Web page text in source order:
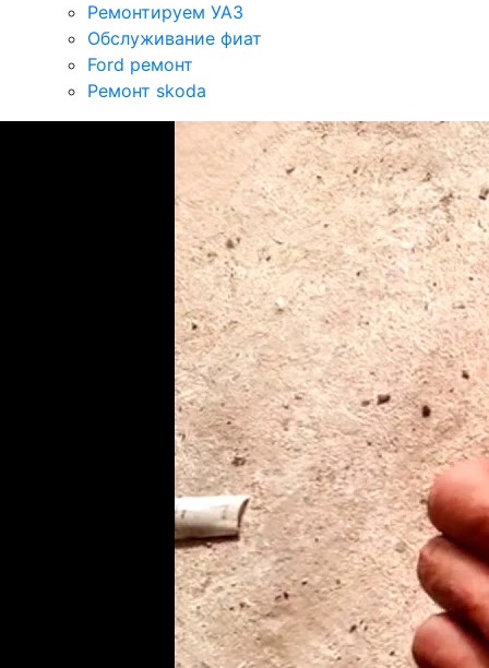
Ремонтируем УАЗ
Обслуживание фиат
Ford ремонт
Ремонт skoda